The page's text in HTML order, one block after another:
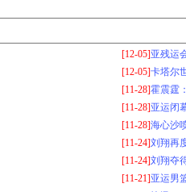
[12-05]亚残运
[12-05]卡塔尔
[11-28]霍震霆
[11-28]亚运闭
[11-28]海心沙
[11-24]刘翔再
[11-24]刘翔夺
[11-21]亚运男